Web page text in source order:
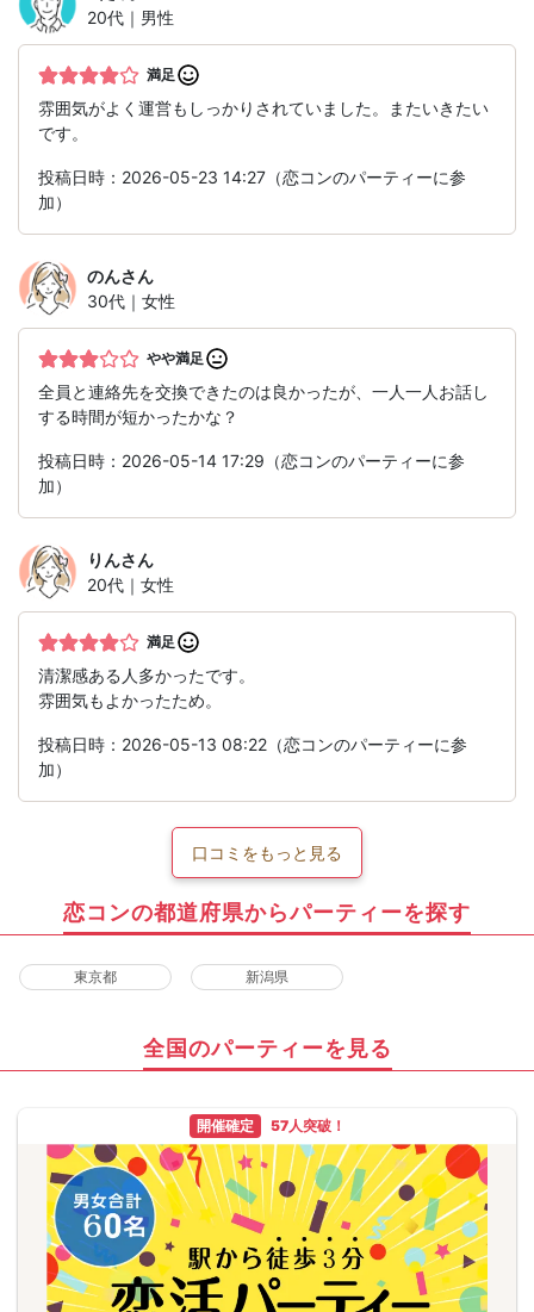
20代｜男性
満足
雰囲気がよく運営もしっかりされていました。またいきたい
です。
投稿日時：2026-05-23 14:27（恋コンのパーティーに参
加）
のんさん
30代｜女性
やや満足
全員と連絡先を交換できたのは良かったが、一人一人お話し
する時間が短かったかな？
投稿日時：2026-05-14 17:29（恋コンのパーティーに参
加）
りんさん
20代｜女性
満足
清潔感ある人多かったです。
雰囲気もよかったため。
投稿日時：2026-05-13 08:22（恋コンのパーティーに参
加）
口コミをもっと見る
恋コンの都道府県からパーティーを探す
東京都 新潟県
全国のパーティーを見る
開催確定 57人突破！